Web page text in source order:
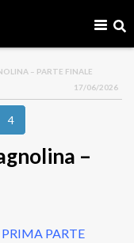
– PARTE FINALE
17/06/2026
4
–
PRIMA PARTE